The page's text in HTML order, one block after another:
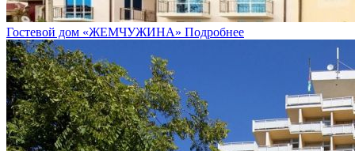
Гостевой дом «ЖЕМЧУЖИНА» Подробнее